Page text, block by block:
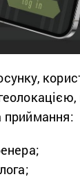
,
приймання:
;